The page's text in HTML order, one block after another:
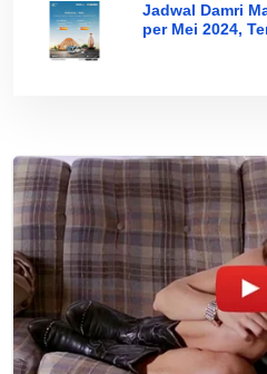
Jadwal Damri
per Mei 2024,